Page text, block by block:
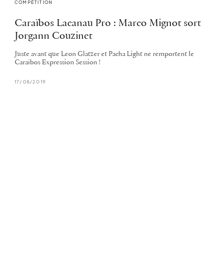
COMPÉTITION
Caraïbos Lacanau Pro : Marco Mignot sort
Jorgann Couzinet
Juste avant que Leon Glatzer et Pacha Light ne remportent le
Caraïbos Expression Session !
17/08/2019